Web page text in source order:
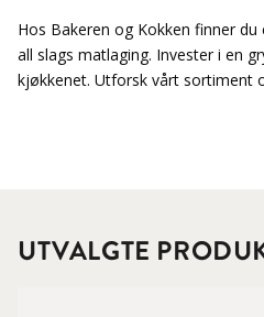
Hos Bakeren og Kokken finner
all slags matlaging. Invester i en
kjøkkenet. Utforsk vårt sortiment
UTVALGTE